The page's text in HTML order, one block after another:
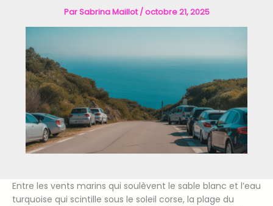
ParSabrina Maillot/octobre 21, 2025
Entre les vents marins qui soulèvent le sable blanc et l’eau
turquoise qui scintille sous le soleil corse, la plage du